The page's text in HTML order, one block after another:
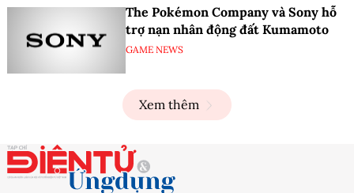
The Pokémon Company và Sony hỗ
trợ nạn nhân động đất Kumamoto
GAME NEWS
Xem thêm